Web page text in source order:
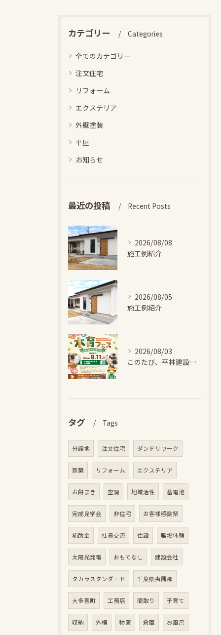
カテゴリー Categories
全てのカテゴリー
注文住宅
リフォーム
エクステリア
外壁塗装
平屋
お知らせ
最近の投稿 Recent Posts
2026/08/08
施工例紹介
2026/08/05
施工例紹介
2026/08/03
このたび、平林建設では、お子さまが木とふれあい・木について学...
タグ Tags
分譲地 注文住宅 ダンドリワーク
新築 リフォーム エクステリア
お餅まき 空調 地域活性 蓄電池
完成見学会 非住宅 お客様感謝祭
補助金 社員交流 住設 職場体験
太陽光発電 おもてなし 建設会社
タカラスタンダード 千葉県夷隅郡
大多喜町 工務店 間取り 子育て
収納 外構 物置 倉庫 お風呂